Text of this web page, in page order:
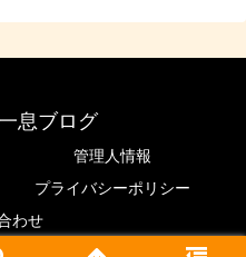
息ブログ
管理人情報
プライバシーポリシー
わせ